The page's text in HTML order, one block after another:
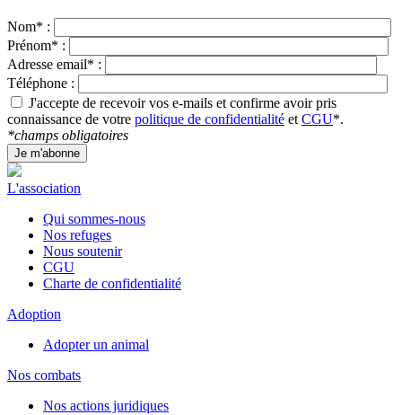
Nom* :
Prénom* :
Adresse email* :
Téléphone :
J'accepte de recevoir vos e-mails et confirme avoir pris
connaissance de votre politique de confidentialité et CGU*.
*champs obligatoires
L'association
Qui sommes-nous
Nos refuges
Nous soutenir
CGU
Charte de confidentialité
Adoption
Adopter un animal
Nos combats
Nos actions juridiques